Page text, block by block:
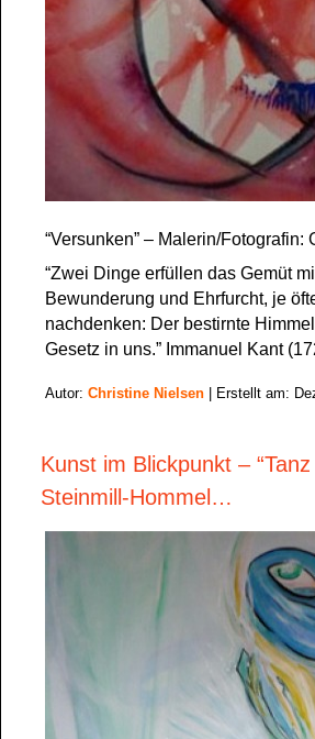
“Versunken” – Malerin/
“Zwei Dinge erfüllen das Gemüt
Bewunderung und Ehrfurcht, je
nachdenken: Der bestirnte
Gesetz in uns.” Immanuel Kant
Autor: Christine Nielsen | Erstellt am:
Kunst im Blickpunkt –
Steinmill-Hommel…